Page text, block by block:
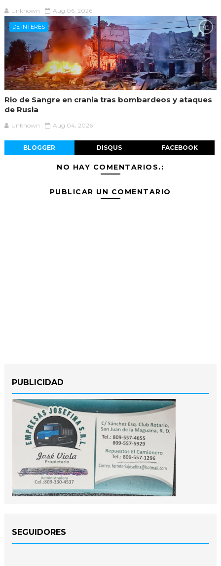
Unknown Aug 06, 2026
DE INTERÉS
Rio de Sangre en crania tras bombardeos y ataques
de Rusia
Unknown Aug 04, 2026
BLOGGER DISQUS FACEBOOK
NO HAY COMENTARIOS.:
PUBLICAR UN COMENTARIO
PUBLICIDAD
SEGUIDORES